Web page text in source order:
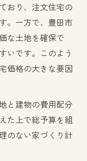
おり、注文住宅の
。一方で、豊田市
な土地を確保で
いです。このよう
価格の大きな要因
と建物の費用配分
た上で総予算を組
のない家づくり計